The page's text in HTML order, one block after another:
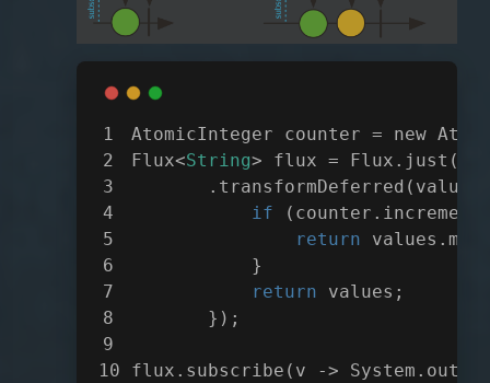
AtomicInteger counter = new
Flux<String> flux = Flux.just(
.transformDeferred(values
if
return
           }
return values;
       });
flux.subscribe(v ->